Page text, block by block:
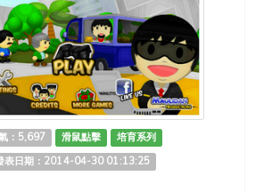
：5,697 滑鼠點擊
培育系列
表日期：2014-04-30 01:13:25